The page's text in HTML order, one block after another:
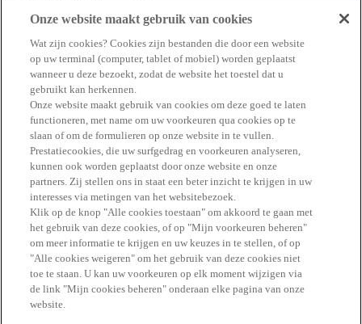
Eiwitten (g)
7,4 g
Calcium (mg)*
238 mg (29%*)
* Referentie Inname
#GENIET ERVAN
Vind alle antwoorden in de FAQ
Contact
Onze website maakt gebruik van cookies
Wat zijn cookies? Cookies zijn bestanden die door een website
op uw terminal (computer, tablet of mobiel) worden geplaatst
wanneer u deze bezoekt, zodat de website het toestel dat u
gebruikt kan herkennen.
Onze website maakt gebruik van cookies om deze goed te laten
functioneren, met name om uw voorkeuren qua cookies op te
slaan of om de formulieren op onze website in te vullen.
Prestatiecookies, die uw surfgedrag en voorkeuren analyseren,
kunnen ook worden geplaatst door onze website en onze
partners. Zij stellen ons in staat een beter inzicht te krijgen in uw
interesses via metingen van het websitebezoek.
Klik op de knop "Alle cookies toestaan" om akkoord te gaan met
het gebruik van deze cookies, of op "Mijn voorkeuren beheren"
om meer informatie te krijgen en uw keuzes in te stellen, of op
"Alle cookies weigeren" om het gebruik van deze cookies niet
toe te staan. U kan uw voorkeuren op elk moment wijzigen via
de link "Mijn cookies beheren" onderaan elke pagina van onze
website.